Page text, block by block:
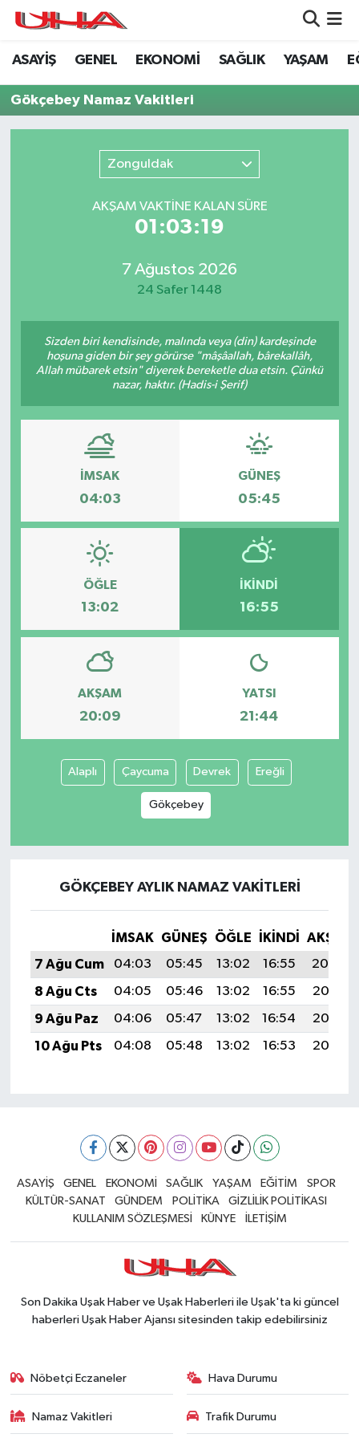
ASAYİŞ GENEL EKONOMİ SAĞLIK YAŞAM
Gökçebey Namaz Vakitleri
Zonguldak
AKŞAM VAKTİNE KALAN SÜRE
01:03:19
7 Ağustos 2026
24 Safer 1448
Sizden biri kendisinde, malında veya (din) kardeşinde
hoşuna giden bir şey görürse "mâşâallah, bârekallâh,
Allah mübarek etsin" diyerek bereketle dua etsin. Çünkü
nazar, haktır. (Hadis-i Şerif)
İMSAK
04:03
GÜNEŞ
05:45
ÖĞLE
13:02
İKINDI
16:55
AKŞAM
20:09
YATSI
21:44
Alaplı Çaycuma Devrek Ereğli
Gökçebey
GÖKÇEBEY AYLIK NAMAZ VAKITLERI
İMSAK GÜNEŞ ÖĞLE İKINDI
AKŞAM
7 Ağu Cum
04:03 05:45 13:02 16:55
20:09
8 Ağu Cts
04:05 05:46 13:02 16:55
20:08
9 Ağu Paz
04:06 05:47 13:02 16:54
20:07
10 Ağu Pts
04:08 05:48 13:02 16:53 20:06
ASAYİŞ GENEL EKONOMİ SAĞLIK YAŞAM EĞİTİM
SPOR
KÜLTÜR-SANAT
GÜNDEM POLİTİKA
GİZLİLİK POLİTİKASI
KULLANIM SÖZLEŞMESİ
KÜNYE İLETİŞİM
Son Dakika Uşak Haber ve Uşak Haberleri ile Uşak'ta ki güncel
haberleri Uşak Haber Ajansı sitesinden takip edebilirsiniz
Nöbetçi Eczaneler Hava Durumu
Namaz Vakitleri Trafik Durumu
ASAYİŞ
GÜNDEM
LEZETLERİMİZ
EĞİTİM
HABERDE İNSAN
KAMPANYALAR
KÜLTÜR-SANAT
Magazin
ÖZEL HABER
POLİTİKA
SİYASET
VEFATLAR
Nöbetçi Eczaneler
Hava Durumu
Puan Durumu ve Fikstür
Tüm Manşetler
Haber Arşivi